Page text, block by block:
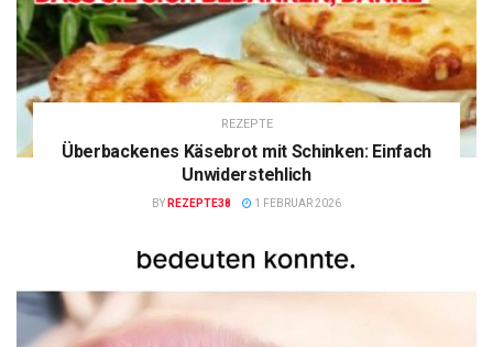
REZEPTE
Überbackenes Käsebrot mit Schinken: Einfach
Unwiderstehlich
BY REZEPTE38 1 FEBRUAR 2026